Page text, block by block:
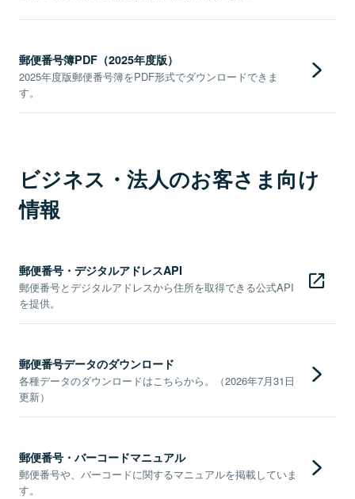
郵便番号簿PDF（2025年度版）
2025年度版郵便番号簿をPDF形式でダウンロードできま
す。
ビジネス・法人のお客さま向け
情報
郵便番号・デジタルアドレスAPI
郵便番号とデジタルアドレスから住所を取得できる公式API
を提供。
郵便番号データのダウンロード
各種データのダウンロードはこちらから。（2026年7月31日
更新）
郵便番号・バーコードマニュアル
郵便番号や、バーコードに関するマニュアルを掲載していま
す。